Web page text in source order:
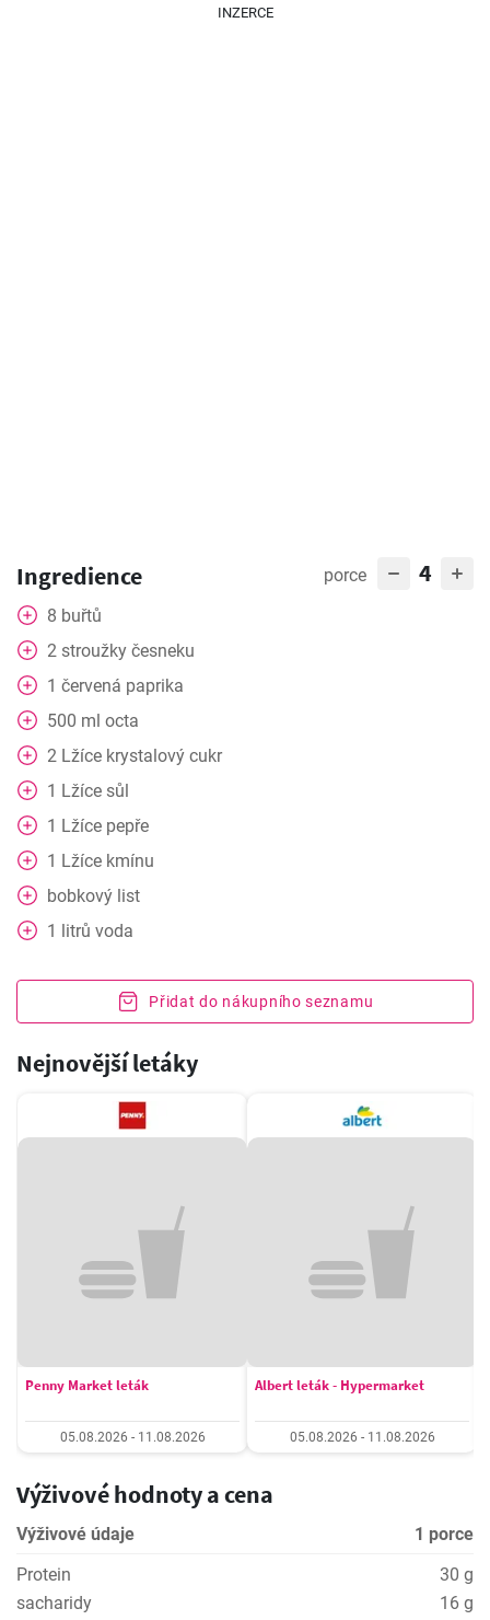
INZERCE
Ingredience porce 4
8 buřtů
2 stroužky česneku
1 červená paprika
500 ml octa
2 Lžíce krystalový cukr
1 Lžíce sůl
1 Lžíce pepře
1 Lžíce kmínu
bobkový list
1 litrů voda
Přidat do nákupního seznamu
Nejnovější letáky
Penny Market leták
05.08.2026 - 11.08.2026
Albert leták - Hypermarket
05.08.2026 - 11.08.2026
Výživové hodnoty a cena
Výživové údaje
1 porce
Protein
30 g
sacharidy
16 g